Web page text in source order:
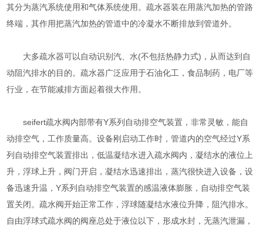
其分为蒸汽系统使用和气体系统使用。疏水器装在用蒸汽加热的管路
终端，其作用把蒸汽加热的管道中的冷凝水不断排放到管道外。
大多疏水器可以自动识别汽、水(不包括热静力式)，从而达到自
动阻汽排水的目的。疏水器广泛应用于石油化工，食品制药，电厂等
行业，在节能减排方面起着很大作用。
seifert疏水阀内部带有Y系列自动排空气装置，非常灵敏，能自
动排空气，工作质量高。设备刚启动工作时，管道内的空气经过Y系
列自动排空气装置排出，低温凝结水进入疏水阀内，凝结水的液位上
升，浮球上升，阀门开启，凝结水迅速排出，蒸汽很快进入设备，设
备迅速升温，Y系列自动排空气装置的感温液体膨胀，自动排空气装
置关闭。疏水阀开始正常工作，浮球随凝结水液位升降，阻汽排水。
自由浮球式疏水阀的阀座总处于液位以下，形成水封，无蒸汽泄漏，